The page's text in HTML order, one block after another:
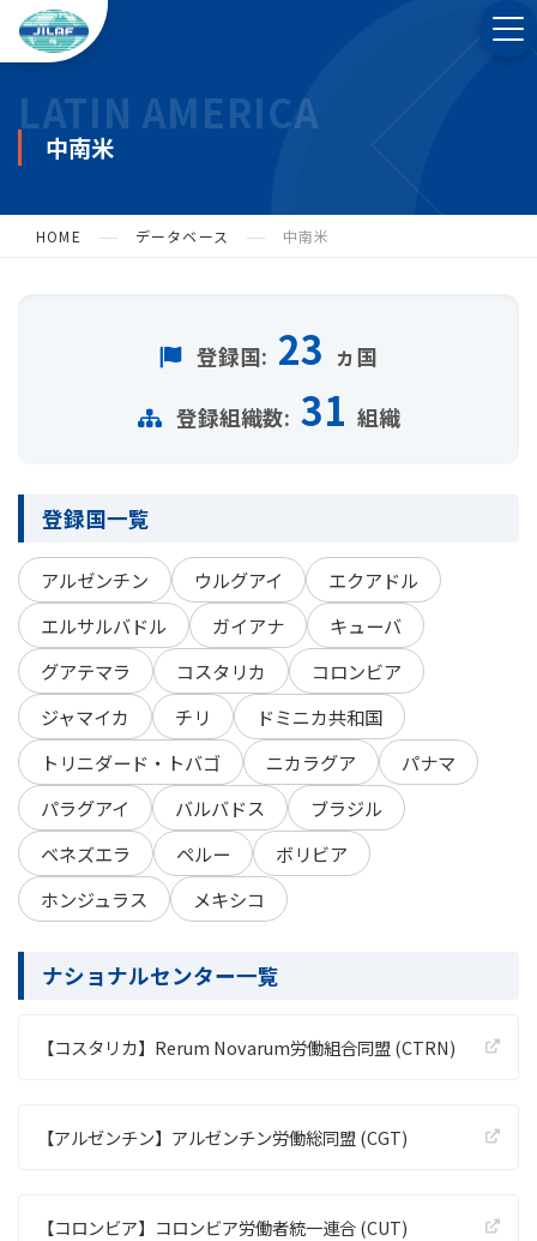
LATIN AMERICA
中南米
HOME データベース 中南米
登録国: 23 ヵ国
登録組織数: 31 組織
登録国一覧
アルゼンチン ウルグアイ
エクアドル
エルサルバドル
ガイアナ
キューバ
グアテマラ
コスタリカ
コロンビア
ジャマイカ
チリ
ドミニカ共和国
トリニダード・トバゴ
ニカラグア
パナマ
パラグアイ
バルバドス
ブラジル
ベネズエラ
ペルー
ボリビア
ホンジュラス
メキシコ
ナショナルセンター一覧
【コスタリカ】Rerum Novarum労働組合同盟 (CTRN)
【アルゼンチン】アルゼンチン労働総同盟 (CGT)
【コロンビア】コロンビア労働者統一連合 (CUT)